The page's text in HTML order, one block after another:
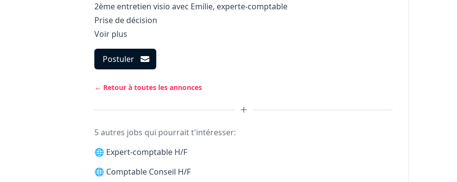
2ème entretien visio avec Emilie, experte-comptable
Prise de décision
Voir plus
Postuler
← Retour à toutes les annonces
5 autres jobs qui pourrait t'intéresser:
🌐 Expert-comptable H/F
🌐 Comptable Conseil H/F